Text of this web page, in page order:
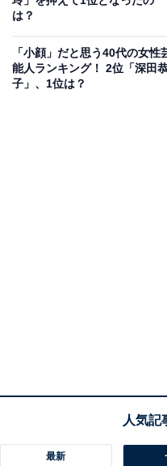
は？
「小顔」だと思う40代の女性
能人ランキング！ 2位「深田
子」、1位は？
最新